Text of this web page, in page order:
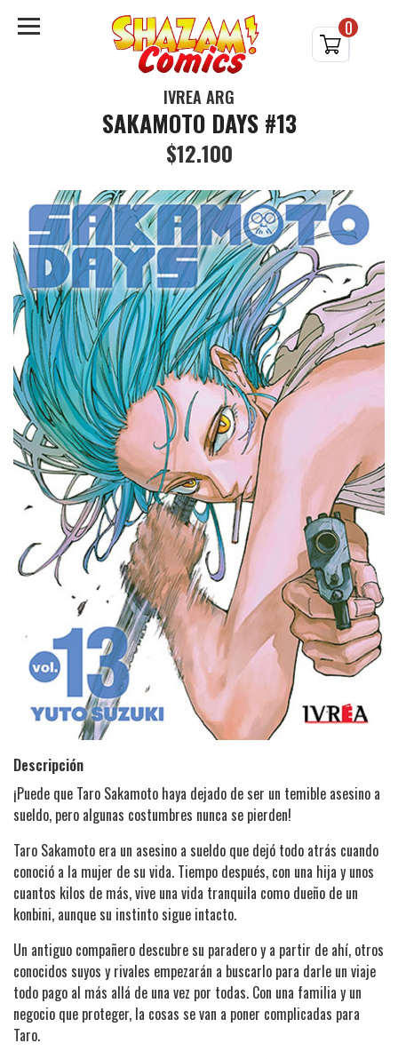
0
IVREA ARG
SAKAMOTO DAYS #13
$12.100
Descripción
¡Puede que Taro Sakamoto haya dejado de ser un temible asesino a
sueldo, pero algunas costumbres nunca se pierden!
Taro Sakamoto era un asesino a sueldo que dejó todo atrás cuando
conoció a la mujer de su vida. Tiempo después, con una hija y unos
cuantos kilos de más, vive una vida tranquila como dueño de un
konbini, aunque su instinto sigue intacto.
Un antiguo compañero descubre su paradero y a partir de ahí, otros
conocidos suyos y rivales empezarán a buscarlo para darle un viaje
todo pago al más allá de una vez por todas. Con una familia y un
negocio que proteger, la cosas se van a poner complicadas para
Taro.